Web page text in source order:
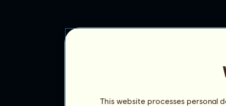
This website processes personal